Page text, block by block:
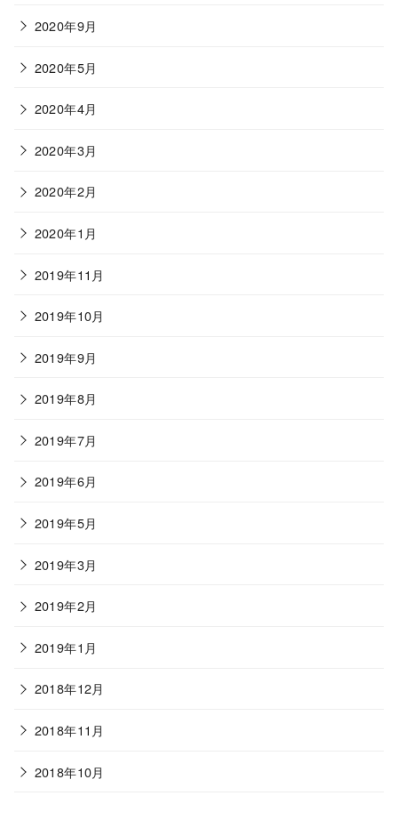
2020年9月
2020年5月
2020年4月
2020年3月
2020年2月
2020年1月
2019年11月
2019年10月
2019年9月
2019年8月
2019年7月
2019年6月
2019年5月
2019年3月
2019年2月
2019年1月
2018年12月
2018年11月
2018年10月